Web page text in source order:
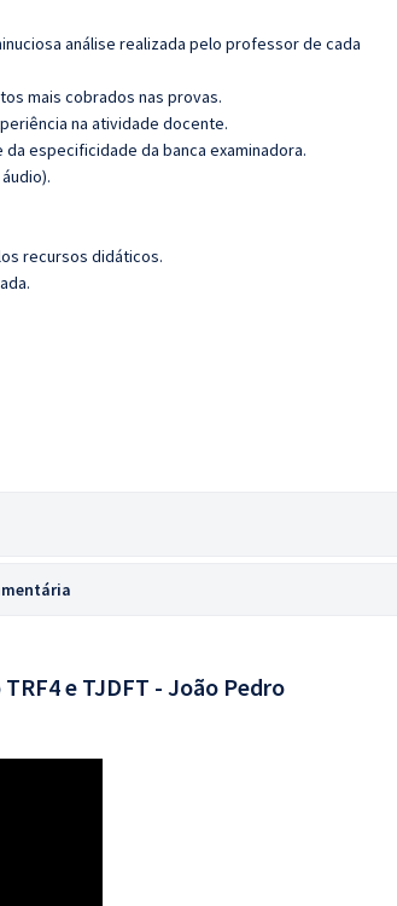
análise realizada pelo professor de cada
mais cobrados nas provas.
na atividade docente.
especificidade da banca examinadora.
recursos didáticos.
e TJDFT - João Pedro